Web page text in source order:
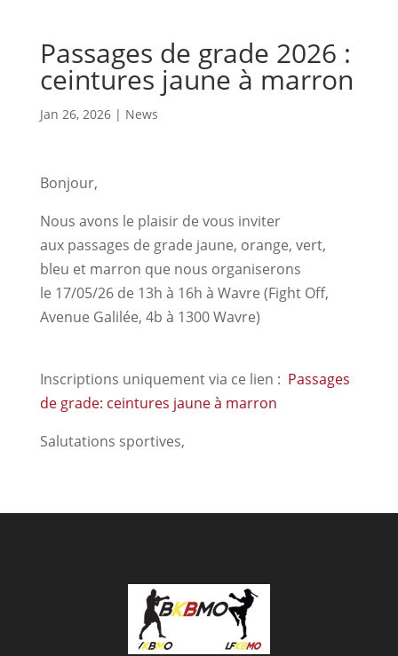
Passages de grade 2026 :
ceintures jaune à marron
Jan 26, 2026| News
Bonjour,
Nous avons le plaisir de vous inviter
aux passages de grade jaune, orange, vert,
bleu et marron que nous organiserons
le 17/05/26 de 13h à 16h à Wavre (Fight Off,
Avenue Galilée, 4b à 1300 Wavre)
Inscriptions uniquement via ce lien : Passages
de grade: ceintures jaune à marron
Salutations sportives,